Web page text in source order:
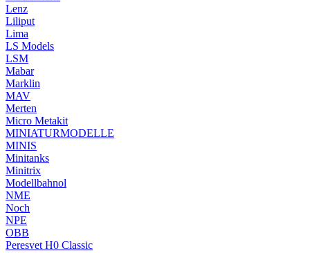
Lenz
Liliput
Lima
LS Models
LSM
Mabar
Marklin
MAV
Merten
Micro Metakit
MINIATURMODELLE
MINIS
Minitanks
Minitrix
Modellbahnol
NME
Noch
NPE
OBB
Peresvet H0 Classic